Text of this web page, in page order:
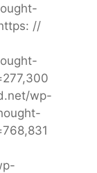
//
wp-